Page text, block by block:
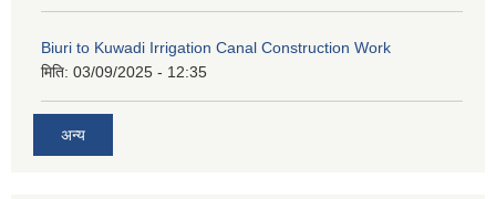
Biuri to Kuwadi Irrigation Canal Construction Work
मिति: 03/09/2025 - 12:35
अन्य